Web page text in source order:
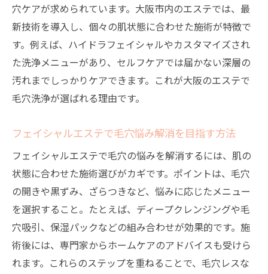
穴ケアが求められています。大阪市内のエステでは、最
新技術を導入し、個々の肌状態に合わせた施術が特徴で
す。例えば、ハイドラフェイシャルやカスタマイズされ
た洗浄メニューがあり、セルフケアでは届かない深層の
汚れまでしっかりケアできます。これが大阪のエステで
毛穴洗浄が選ばれる理由です。
フェイシャルエステで毛穴悩み解消を目指す方法
フェイシャルエステで毛穴の悩みを解消するには、肌の
状態に合わせた施術選びがカギです。ポイントは、毛穴
の開きや黒ずみ、ざらつきなど、悩みに応じたメニュー
を選択すること。たとえば、ディープクレンジングや毛
穴吸引、保湿パックなどの組み合わせが効果的です。施
術後には、専門家からホームケアのアドバイスも受けら
れます。これらのステップを重ねることで、毛穴レスな